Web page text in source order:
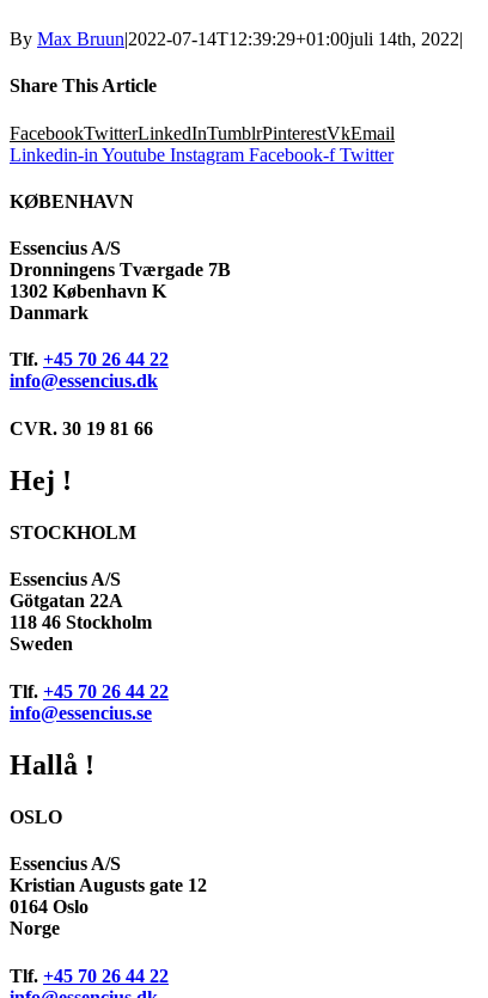
By Max Bruun|2022-07-14T12:39:29+01:00juli 14th, 2022|
Share This Article
FacebookTwitterLinkedInTumblrPinterestVkEmail
Linkedin-in Youtube Instagram Facebook-f Twitter
KØBENHAVN
Essencius A/S
Dronningens Tværgade 7B
1302 København K
Danmark
Tlf. +45 70 26 44 22
info@essencius.dk
CVR. 30 19 81 66
Hej !
STOCKHOLM
Essencius A/S
Götgatan 22A
118 46 Stockholm
Sweden
Tlf. +45 70 26 44 22
info@essencius.se
Hallå !
OSLO
Essencius A/S
Kristian Augusts gate 12
0164 Oslo
Norge
Tlf. +45 70 26 44 22